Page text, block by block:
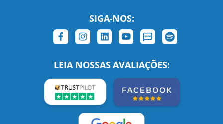
SIGA-NOS:
LEIA NOSSAS AVALIAÇÕES: